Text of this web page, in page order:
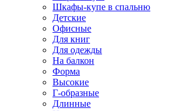
Шкафы-купе в спальню
Детские
Офисные
Для книг
Для одежды
На балкон
Форма
Высокие
Г-образные
Длинные